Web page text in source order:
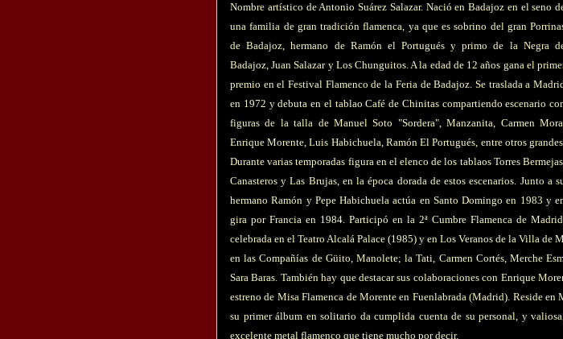
Nombre artístico de Antonio Suárez Salazar. Nació en Badajoz en el seno
una familia de gran tradición flamenca, ya que es sobrino del gran
de Badajoz, hermano de Ramón el Portugués y primo de la Negra
Badajoz, Juan Salazar y Los Chunguitos. A la edad de 12 años gana el
premio en el Festival Flamenco de la Feria de Badajoz. Se traslada a
en 1972 y debuta en el tablao Café de Chinitas compartiendo escenario
figuras de la talla de Manuel Soto "Sordera", Manzanita, Carmen
Enrique Morente, Luis Habichuela, Ramón El Portugués, entre otros
Durante varias temporadas figura en el elenco de los tablaos Torres
Canasteros y Las Brujas, en la época dorada de estos escenarios. Junto a
hermano Ramón y Pepe Habichuela actúa en Santo Domingo en 1983 y
gira por Francia en 1984. Participó en la 2ª Cumbre Flamenca de
celebrada en el Teatro Alcalá Palace (1985) y en Los Veranos de la Villa de
en las Compañías de Güito, Manolete; la Tati, Carmen Cortés, Merche
Sara Baras. También hay que destacar sus colaboraciones con Enrique
estreno de Misa Flamenca de Morente en Fuenlabrada (Madrid). Reside
su primer álbum en solitario da cumplida cuenta de su personal, y
excelente metal flamenco que tiene mucho por decir.